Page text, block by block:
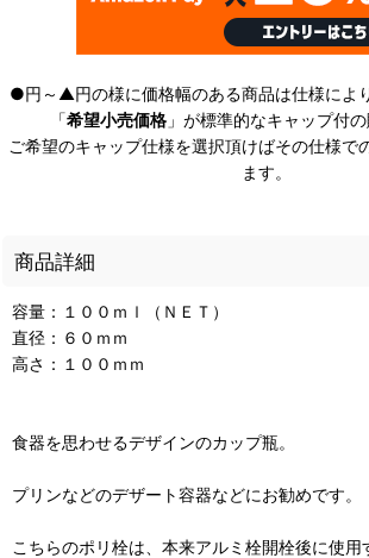
●円～▲円の様に価格幅のある商品は仕様によ
「希望小売価格 」が標準的なキャップ付
ご希望のキャップ仕様を選択頂けばその仕様で
ます。
商品詳細
容量：１００ｍｌ（ＮＥＴ）
直径：６０ｍｍ
高さ：１００ｍｍ
食器を思わせるデザインのカップ瓶。
プリンなどのデザート容器などにお勧めです。
こちらのポリ栓は、本来アルミ栓開栓後に使用